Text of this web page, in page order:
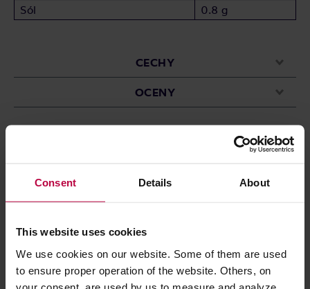
Consent Details About
This website uses cookies
We use cookies on our website. Some of them are used
to ensure proper operation of the website. Others, on
your consent, are used by us to measure and analyze
Sól
0.8 g
CECHY
OCENY